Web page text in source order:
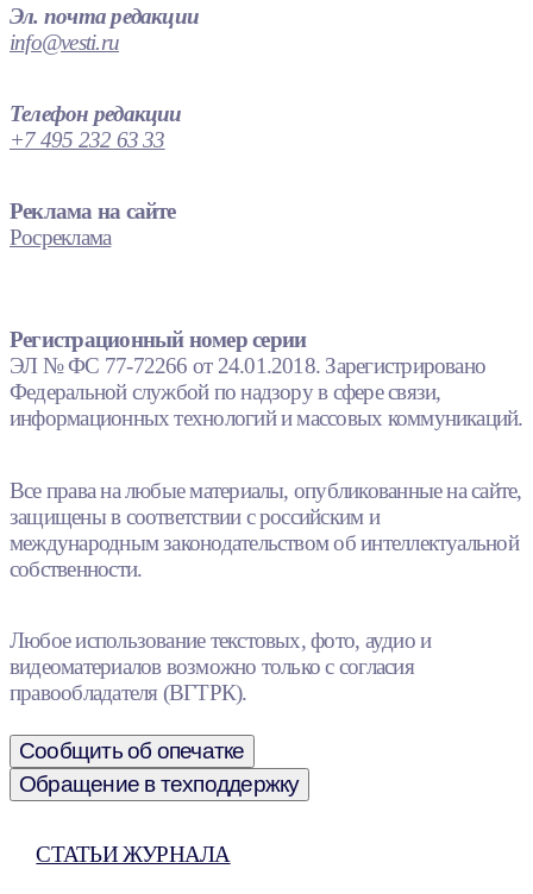
Эл. почта редакции
info@vesti.ru
Телефон редакции
+7 495 232 63 33
Реклама на сайте
Росреклама
Регистрационный номер серии
ЭЛ № ФС 77-72266 от 24.01.2018. Зарегистрировано
Федеральной службой по надзору в сфере связи,
информационных технологий и массовых коммуникаций.
Все права на любые материалы, опубликованные на сайте,
защищены в соответствии с российским и
международным законодательством об интеллектуальной
собственности.
Любое использование текстовых, фото, аудио и
видеоматериалов возможно только с согласия
правообладателя (ВГТРК).
Сообщить об опечатке
Обращение в техподдержку
СТАТЬИ ЖУРНАЛА